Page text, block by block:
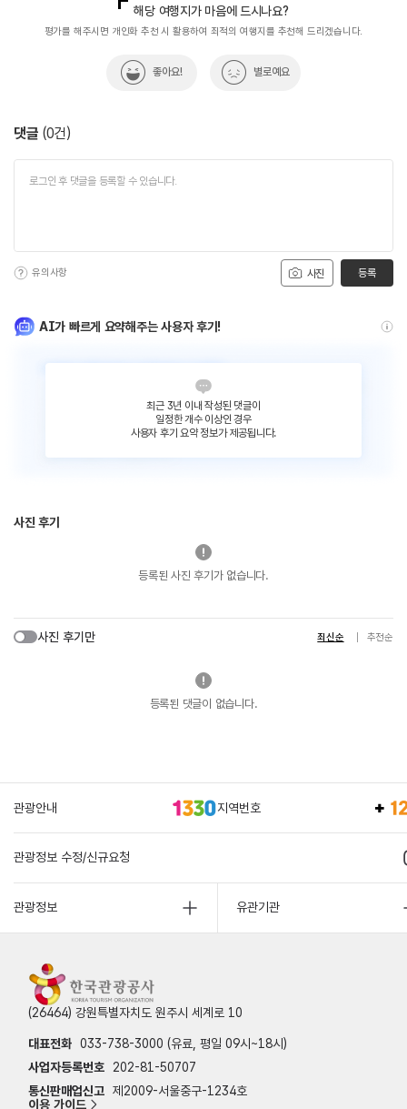
해당 여행지가 마음에 드시나요?
평가를 해주시면 개인화 추천 시 활용하여 최적의 여행지를 추천해 드리겠습니다.
좋아요! 별로예요
댓글 (0건)
사진
유의사항 등록
AI가 빠르게 요약해주는 사용자 후기!
최근 3년 이내 작성된 댓글이
일정한 개수 이상인 경우
사용자 후기 요약 정보가 제공됩니다.
사진 후기
등록된 사진 후기가 없습니다.
사진 후기만 최신순 추천순
등록된 댓글이 없습니다.
관광안내 지역번호
관광정보 수정/신규요청
관광정보 유관기관
(26464) 강원특별자치도 원주시 세계로 10
대표전화 033-738-3000 (유료, 평일 09시~18시)
사업자등록번호
202-81-50707
통신판매업신고 제2009-서울중구-1234호
이용 가이드